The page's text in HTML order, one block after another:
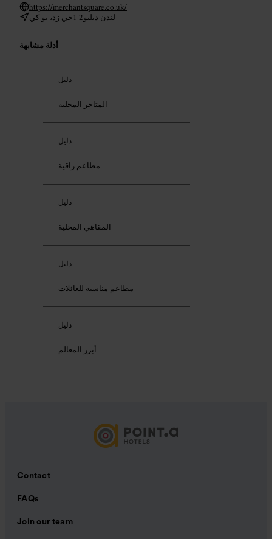
https://merchantsquare.co.uk/
لندن دبليو2 1جي زد، يو كي
أدلة مشابهة
دليل
المتاجر المحلية
دليل
مطاعم راقية
دليل
المقاهي المحلية
دليل
مطاعم مناسبة للعائلات
دليل
أبرز المعالم
Contact
FAQs
Join our team